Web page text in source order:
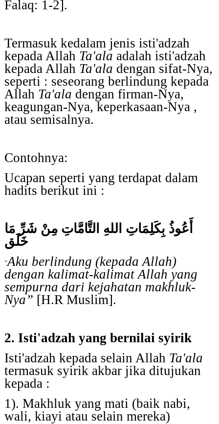
Falaq: 1-2].
Termasuk kedalamjenis isti'adzah
kepada Allah Ta'ala adalah isti'adzah
kepada Allah Ta'ala dengan sifat-Nya,
seperti : seseorang berlindung kepada
Allah Ta'ala dengan firman-Nya,
keagungan-Nya, keperkasaan-Nya ,
atau semisalnya.
Contohnya:
Ucapan seperti yang terdapat dalam
hadits berikut ini :
أَعُوذُ بِكَلِمَاتِ اللهِ التَّامَّاتِ مِنْ شَرِّ مَا
خَلَق
“Aku berlindung (kepada Allah)
dengan kalimat-kalimat Allah yang
sempurna dari kejahatan makhluk-
Nya” [H.R Muslim].
2. Isti'adzah yang bernilai syirik
Isti'adzah kepada selain Allah Ta'ala
termasuk syirik akbar jika ditujukan
kepada :
1). Makhluk yang mati (baik nabi,
wali, kiayi atau selain mereka)